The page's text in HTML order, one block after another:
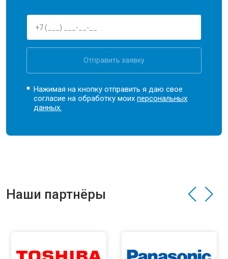
Отправить заявку
Нажимая на кнопку отправить я даю свое
согласие на обработку моихперсональных
данных.
Наши партнёры